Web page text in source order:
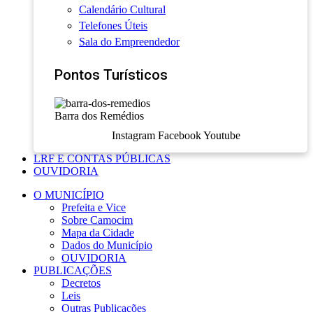
Calendário Cultural
Telefones Úteis
Sala do Empreendedor
Pontos Turísticos
Barra dos Remédios
Instagram Facebook Youtube
LRF E CONTAS PÚBLICAS
OUVIDORIA
O MUNICÍPIO
Prefeita e Vice
Sobre Camocim
Mapa da Cidade
Dados do Município
OUVIDORIA
PUBLICAÇÕES
Decretos
Leis
Outras Publicações